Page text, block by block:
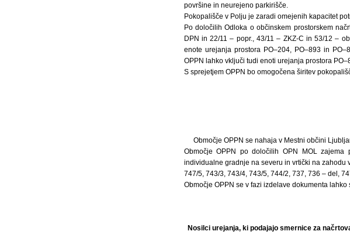
površine in neurejeno parkirišče.
Pokopališče v Polju je zaradi omejenih kapacitet
Po določilih Odloka o občinskem prostorskem
DPN in 22/11 – popr., 43/11 – ZKZ-C in 53/12 –
enote urejanja prostora PO–204, PO–893 in
OPPN lahko vključi tudi enoti urejanja prostora
S sprejetjem OPPN bo omogočena širitev
Območje OPPN se nahaja v Mestni občini
Območje OPPN po določilih OPN MOL
individualne gradnje na severu in vrtički na zahodu
747/5, 743/3, 743/4, 743/5, 744/2, 737, 736 – del,
Območje OPPN se v fazi izdelave dokumenta lahko
Nosilci urejanja, ki podajajo smernice za